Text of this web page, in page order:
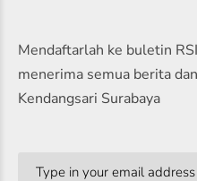
Mendaftarlah ke buletin
menerima semua berita
Kendangsari Surabaya